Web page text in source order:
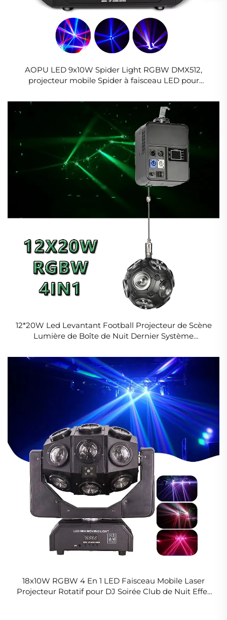
AOPU LED 9x10W Spider Light RGBW DMX512,
projecteur mobile Spider à faisceau LED pour
12*20W Led Levantant Football Projecteur de Scène
Lumière de Boîte de Nuit Dernier Système
18x10W RGBW 4 En 1 LED Faisceau Mobile Laser
Projecteur Rotatif pour DJ Soirée Club de Nuit Effet